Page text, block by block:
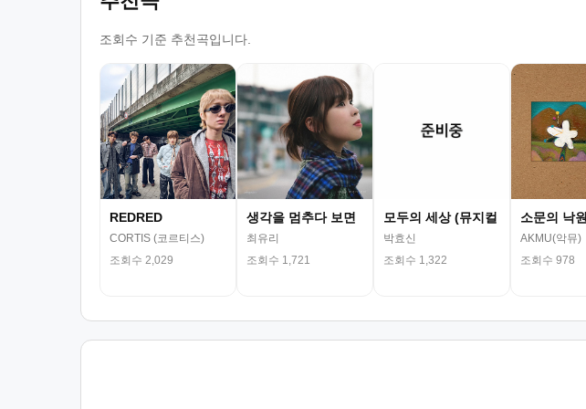
조회수 기준 추천곡입니다.
REDRED
CORTIS (코르티스)
조회수 2,029
생각을 멈추다 보면
최유리
조회수 1,721
모두의 세상 (뮤지컬
박효신
조회수 1,322
소문의 낙원
AKMU(악뮤)
조회수 978